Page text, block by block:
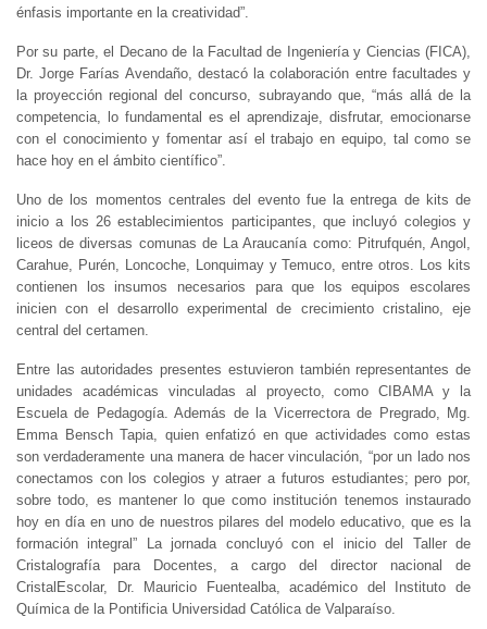
énfasis importante en la creatividad”.
Por su parte, el Decano de la Facultad de Ingeniería y Ciencias (FICA),
Dr. Jorge Farías Avendaño, destacó la colaboración entre facultades y
la proyección regional del concurso, subrayando que, “más allá de la
competencia, lo fundamental es el aprendizaje, disfrutar, emocionarse
con el conocimiento y fomentar así el trabajo en equipo, tal como se
hace hoy en el ámbito científico”.
Uno de los momentos centrales del evento fue la entrega de kits de
inicio a los 26 establecimientos participantes, que incluyó colegios y
liceos de diversas comunas de La Araucanía como: Pitrufquén, Angol,
Carahue, Purén, Loncoche, Lonquimay y Temuco, entre otros. Los kits
contienen los insumos necesarios para que los equipos escolares
inicien con el desarrollo experimental de crecimiento cristalino, eje
central del certamen.
Entre las autoridades presentes estuvieron también representantes de
unidades académicas vinculadas al proyecto, como CIBAMA y la
Escuela de Pedagogía. Además de la Vicerrectora de Pregrado, Mg.
Emma Bensch Tapia, quien enfatizó en que actividades como estas
son verdaderamente una manera de hacer vinculación, “por un lado nos
conectamos con los colegios y atraer a futuros estudiantes; pero por,
sobre todo, es mantener lo que como institución tenemos instaurado
hoy en día en uno de nuestros pilares del modelo educativo, que es la
formación integral” La jornada concluyó con el inicio del Taller de
Cristalografía para Docentes, a cargo del director nacional de
CristalEscolar, Dr. Mauricio Fuentealba, académico del Instituto de
Química de la Pontificia Universidad Católica de Valparaíso.